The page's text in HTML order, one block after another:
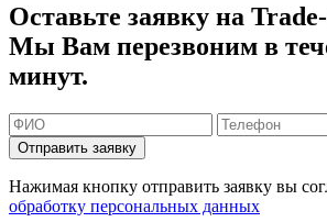
Оставьте заявку на
Мы Вам перезвоним в
минут.
Отправить заявку
Нажимая кнопку отправить заявку вы
обработку персональных данных